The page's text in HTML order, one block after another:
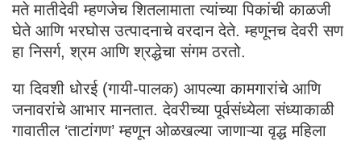
मते मातीदेवी म्हणजेच शितलामाता त्यांच्या पिकांची काळजी
घेते आणि भरघोस उत्पादनाचे वरदान देते. म्हणूनच देवरी सण
हा निसर्ग, श्रम आणि श्रद्धेचा संगम ठरतो.
या दिवशी धोरई (गायी-पालक) आपल्या कामगारांचे आणि
जनावरांचे आभार मानतात. देवरीच्या पूर्वसंध्येला संध्याकाळी
गावातील ‘ताटांगण’ म्हणून ओळखल्या जाणाऱ्या वृद्ध महिला